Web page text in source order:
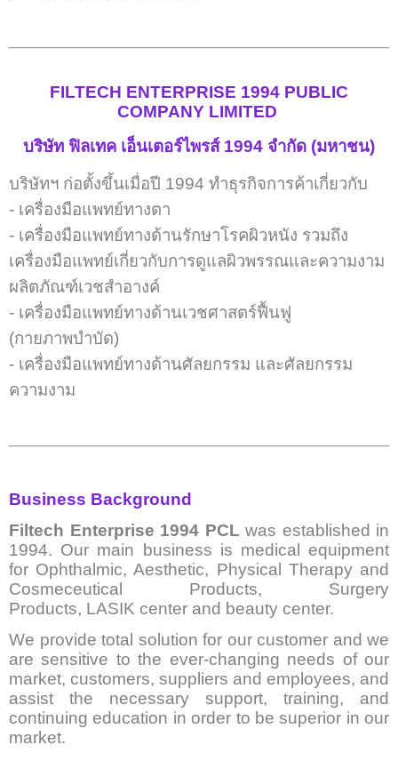
FILTECH ENTERPRISE 1994 PUBLIC
COMPANY LIMITED
บริษัท ฟิลเทค เอ็นเตอร์ไพรส์ 1994 จำกัด (มหาชน)
บริษัทฯ ก่อตั้งขึ้นเมื่อปี 1994 ทำธุรกิจการค้าเกี่ยวกับ
- เครื่องมือแพทย์ทางตา
- เครื่องมือแพทย์ทางด้านรักษาโรคผิวหนัง รวมถึง
เครื่องมือแพทย์เกี่ยวกับการดูแลผิวพรรณและความงาม
ผลิตภัณฑ์เวชสำอางค์
- เครื่องมือแพทย์ทางด้านเวชศาสตร์ฟื้นฟู
(กายภาพบำบัด)
- เครื่องมือแพทย์ทางด้านศัลยกรรม และศัลยกรรม
ความงาม
Business Background
Filtech Enterprise 1994 PCL was established in
1994. Our main business is medical equipment
for Ophthalmic, Aesthetic, Physical Therapy and
Cosmeceutical Products, Surgery
Products, LASIK center and beauty center.
We provide total solution for our customer and we
are sensitive to the ever-changing needs of our
market, customers, suppliers and employees, and
assist the necessary support, training, and
continuing education in order to be superior in our
market.